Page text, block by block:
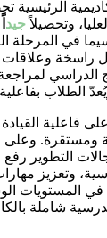
الرئيسية
وتحصيلاًجيد
سيما في
راسخة وعلاقات
الدراسي
الطلاب
فاعلية
ومستقرة.
التطوير
وتعزيز
في المستويات
شاملة